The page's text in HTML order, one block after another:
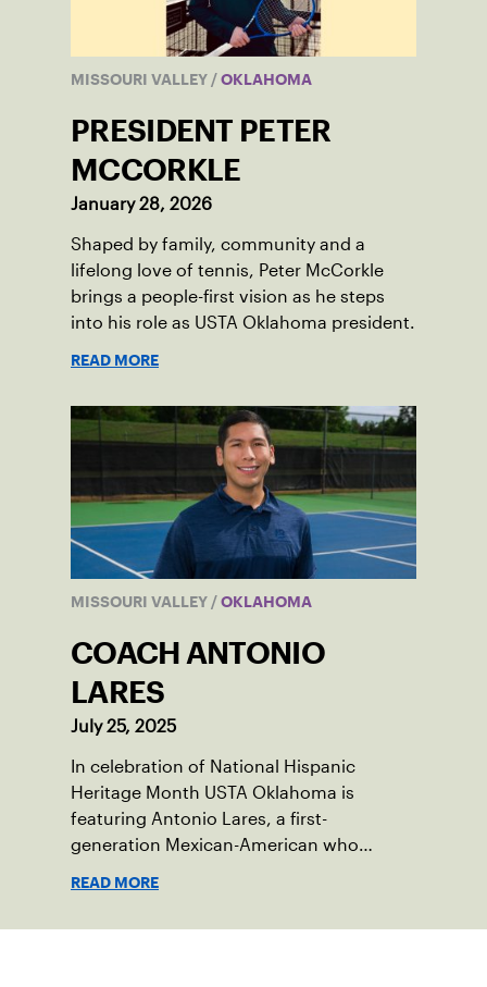
MISSOURI VALLEY / OKLAHOMA
PRESIDENT PETER
MCCORKLE
January 28, 2026
Shaped by family, community and a
lifelong love of tennis, Peter McCorkle
brings a people-first vision as he steps
into his role as USTA Oklahoma president.
READ MORE
MISSOURI VALLEY / OKLAHOMA
COACH ANTONIO
LARES
July 25, 2025
In celebration of National Hispanic
Heritage Month USTA Oklahoma is
featuring Antonio Lares, a first-
generation Mexican-American who
READ MORE